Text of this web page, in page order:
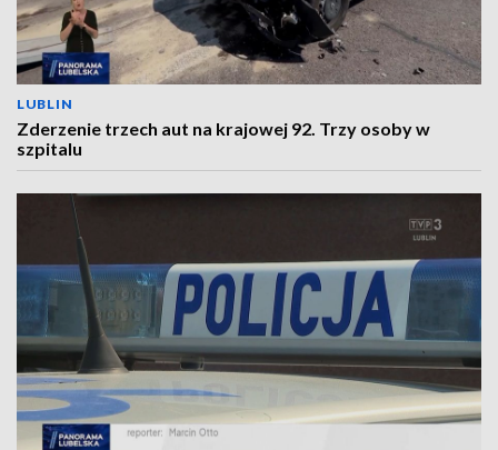
LUBLIN
Zderzenie trzech aut na krajowej 92. Trzy osoby w
szpitalu